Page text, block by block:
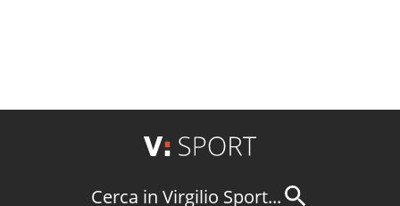
Cerca in Virgilio Sport...